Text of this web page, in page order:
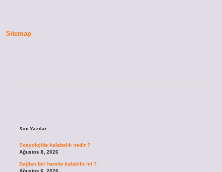
Sitemap
Son Yazılar
Sosyolojide kalabalık nedir ?
Ağustos 8, 2026
Bağlan biri hamile kalabilir mi ?
Ağustos 6, 2026